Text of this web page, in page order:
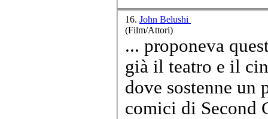
16. John Belushi
(Film/Attori)
... proponeva
già il teatro e il cinema.
dove sostenne un
comici di Second